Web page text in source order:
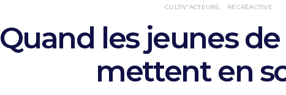
CULTIV'ACTEURS RÉCRÉACTIVE
Quand les jeunes
mettent en